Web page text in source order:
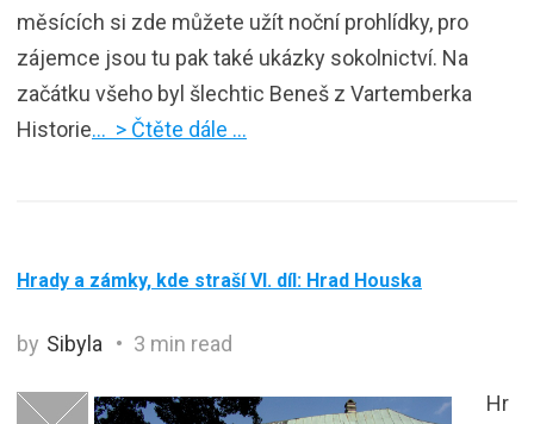
měsících si zde můžete užít noční prohlídky, pro
zájemce jsou tu pak také ukázky sokolnictví. Na
začátku všeho byl šlechtic Beneš z Vartemberka
Historie… > Čtěte dále …
Hrady a zámky, kde straší VI. díl: Hrad Houska
by Sibyla 3 min read
Hr